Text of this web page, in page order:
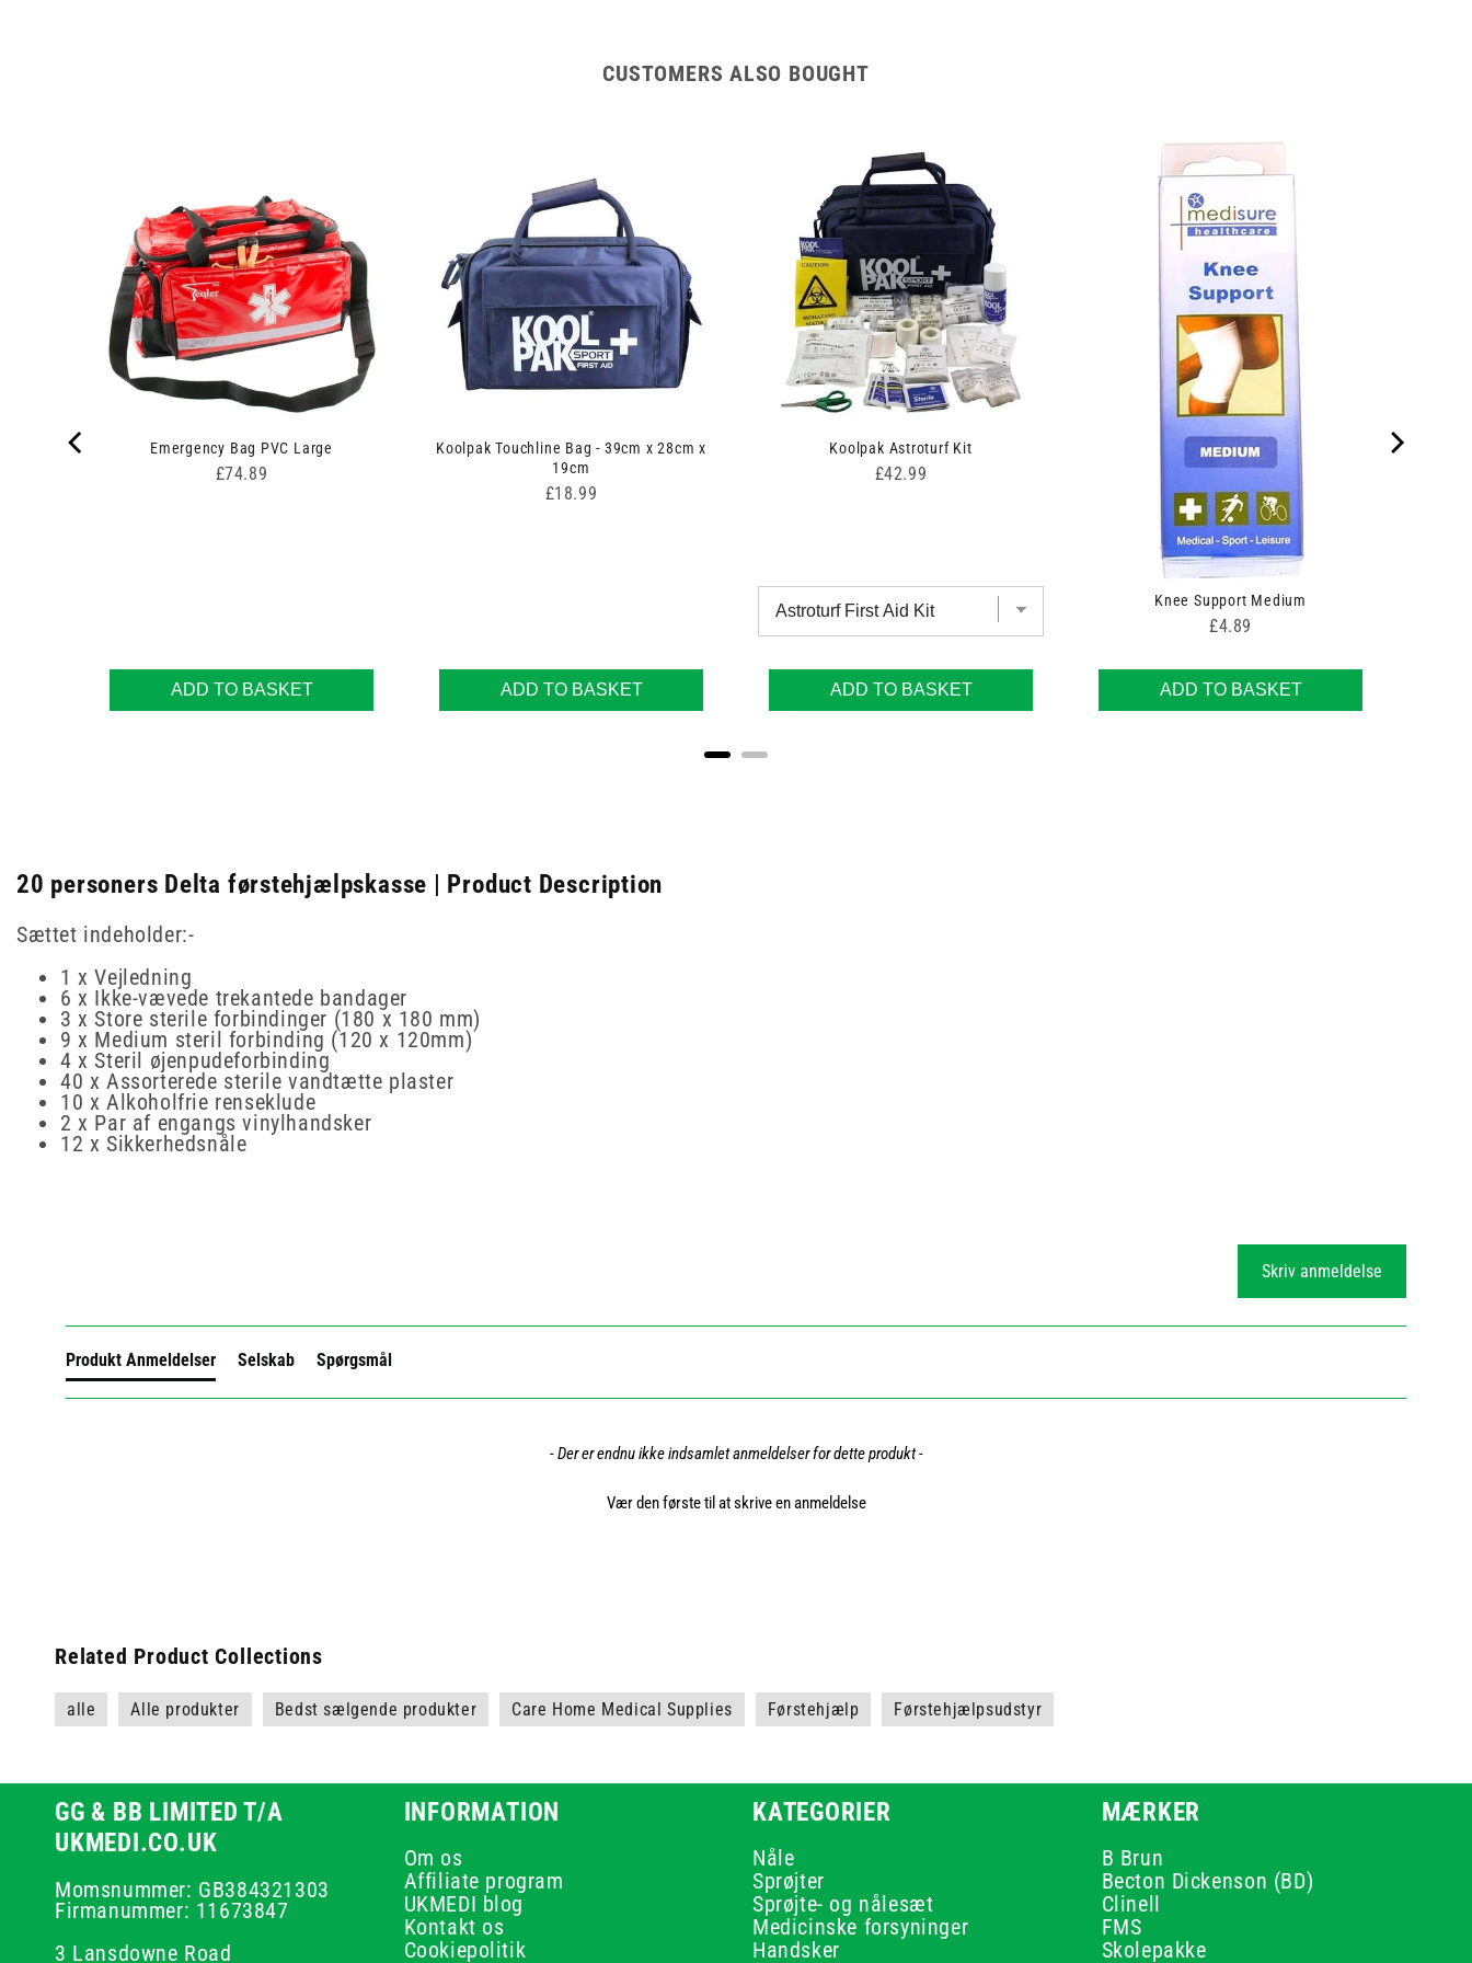
CUSTOMERS ALSO BOUGHT
Emergency Bag PVC Large
Price
£74.89
ADD TO BASKET
Koolpak Touchline Bag - 39cm x 28cm x
19cm
Price
£18.99
ADD TO BASKET
Koolpak Astroturf Kit
Price
£42.99
ADD TO BASKET
Knee Support Medium
Price
£4.89
ADD TO BASKET
20 personers Delta førstehjælpskasse | Product Description
Sættet indeholder:-
1 x Vejledning
6 x Ikke-vævede trekantede bandager
3 x Store sterile forbindinger (180 x 180 mm)
9 x Medium steril forbinding (120 x 120mm)
4 x Steril øjenpudeforbinding
40 x Assorterede sterile vandtætte plaster
10 x Alkoholfrie renseklude
2 x Par af engangs vinylhandsker
12 x Sikkerhedsnåle
Skriv anmeldelse
Produkt Anmeldelser Selskab Spørgsmål
- Der er endnu ikke indsamlet anmeldelser for dette produkt -
Vær den første til at skrive en anmeldelse
Related Product Collections
alle Alle produkter Bedst sælgende produkter Care Home Medical Supplies Førstehjælp Førstehjælpsudstyr
GG & BB LIMITED T/A
UKMEDI.CO.UK
Momsnummer: GB384321303
Firmanummer: 11673847
3 Lansdowne Road
INFORMATION
Om os
Affiliate program
UKMEDI blog
Kontakt os
Cookiepolitik
KATEGORIER
Nåle
Sprøjter
Sprøjte- og nålesæt
Medicinske forsyninger
Handsker
MÆRKER
B Brun
Becton Dickenson (BD)
Clinell
FMS
Skolepakke